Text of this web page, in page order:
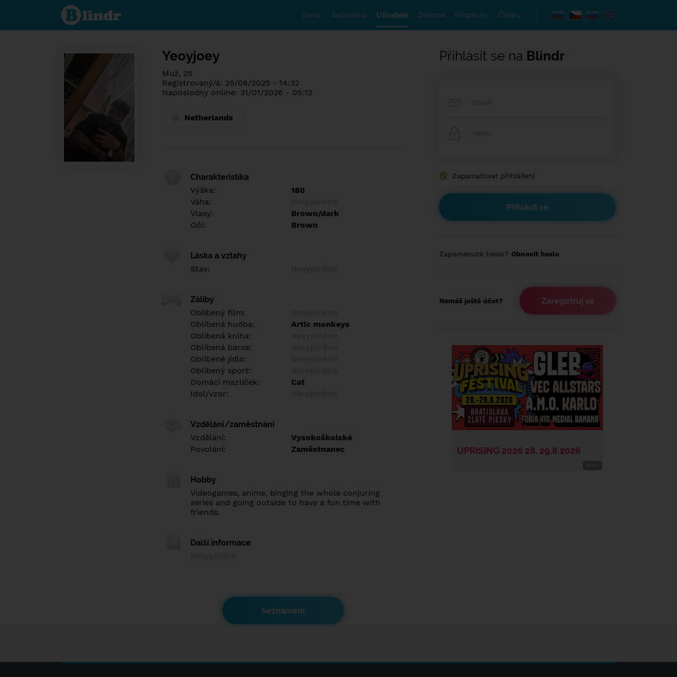
Poznej co je
pod maskou.
Seznamovací
Domů Seznamka Uživatelé Diskuze Příspěvky Články
Yeoyjoey
Muž, 25
Registrovaný/á: 25/08/2025 - 14:32
Naposledny online: 31/01/2026 - 05:12
Netherlands
Charakteristika
Výška:
180
Váha:
Vlasy:
Brown/dark
Oči:
Brown
Láska a vztahy
Stav:
Záliby
Oblíbený film:
Oblíbená hudba:
Artic monkeys
Oblíbená kniha:
Oblíbená barva:
Oblíbené jídlo:
Oblíbený sport:
Domácí mazlíček:
Cat
Idol/vzor:
Vzdělání/zaměstnání
Vzdělání:
Vysokoškolské
Povolání:
Zaměstnanec
Hobby
Videogames, anime, binging the whole conjuring
series and going outside to have a fun time with
friends.
Další informace
Seznámení
Přihlásit se na Blindr
Zapamatovat přihlášení
Zapomenuté heslo? Obnovit heslo
Nemáš ještě účet? Zaregistruj se